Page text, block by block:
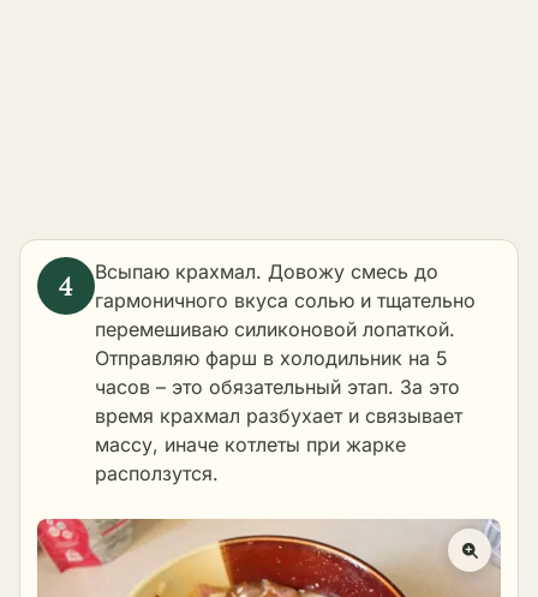
Всыпаю крахмал. Довожу смесь до
гармоничного вкуса солью и тщательно
перемешиваю силиконовой лопаткой.
Отправляю фарш в холодильник на 5
часов – это обязательный этап. За это
время крахмал разбухает и связывает
массу, иначе котлеты при жарке
расползутся.